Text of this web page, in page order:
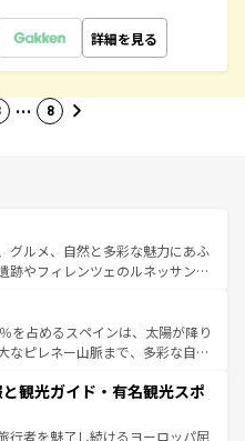
詳細を見る
… 8
グルメ、自然と多彩な魅力にあふ
跡やフィレンツェのルネッサンス
い田園風景やアマルフィ海岸の絶
せない。観光の合間には、本場の
のイタリア料理を堪能することも
、忘れられない旅をしてみよう！
は
を占めるスペインは、太陽が降り
なピレネー山脈まで、多彩な自然
、情熱的なフラメンコ、熱気あふ
いタパスが生活の一部となってい
練された雰囲気や、バルセロナの
観光ガイド・有名観光スポ
行者を魅了し続けるヨーロッパ屈